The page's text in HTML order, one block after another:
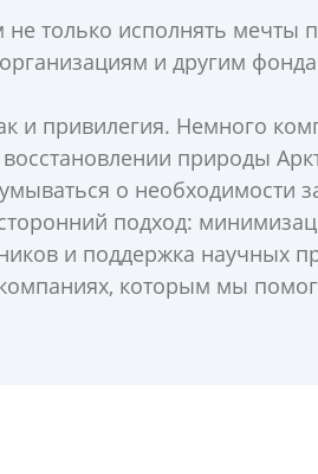
только исполнять мечты
и другим
и привилегия. Немного
природы
о необходимости
подход:
и поддержка научных
которым мы